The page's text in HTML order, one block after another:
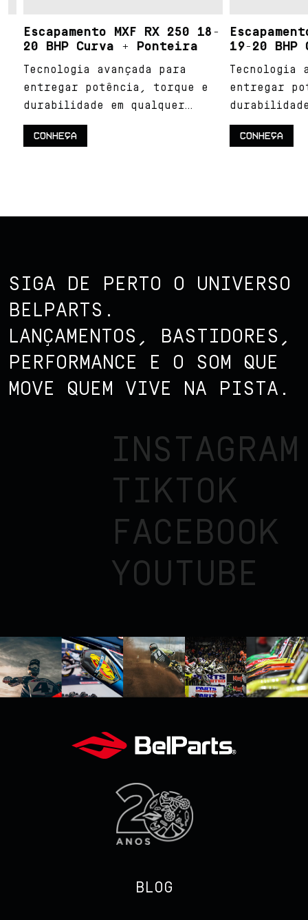
Escapamento MXF RX 250 18-
20 BHP Curva + Ponteira
Tecnologia avançada para
entregar potência, torque e
durabilidade em qualquer
terreno.
CONHEÇA
Escapamento
19-20 BHP
Tecnologia
entregar
durabilidade
terreno.
CONHEÇA
SIGA DE PERTO O UNIVERSO
BELPARTS.
LANÇAMENTOS, BASTIDORES,
PERFORMANCE E O SOM QUE
MOVE QUEM VIVE NA PISTA.
INSTAGRAM
TIKTOK
FACEBOOK
YOUTUBE
BLOG